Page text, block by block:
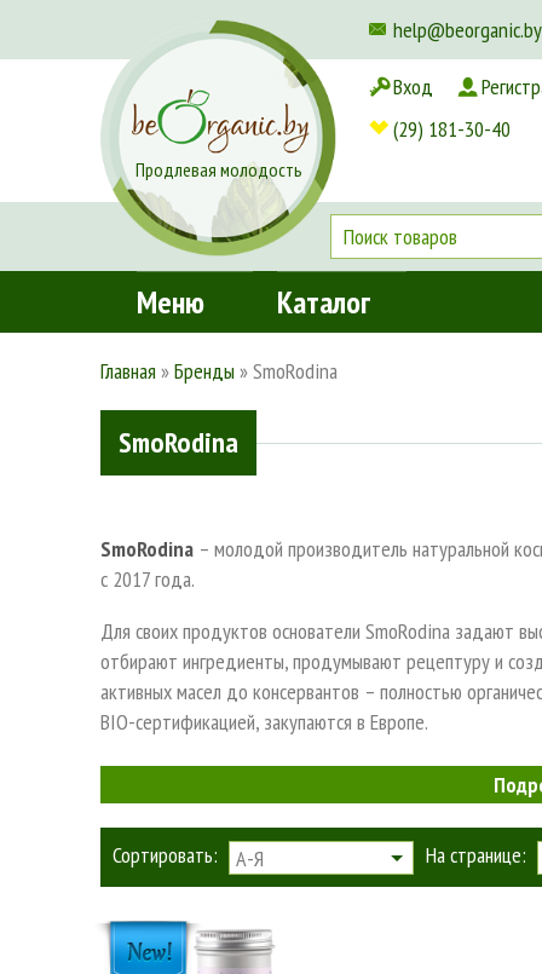
help@beorganic.by
Доставка и оплата
Продлевая молодость
Вход
(29) 181-30-40
Меню Каталог
Главная »Бренды »SmoRodina
SmoRodina
SmoRodina – молодой производитель натуральной
с 2017 года.
Для своих продуктов основатели SmoRodina задают
отбирают ингредиенты, продумывают рецептуру и
активных масел до консервантов – полностью
BIO-сертификацией, закупаются в Европе.
В составе используется 96-100% натуральных
промышленности.
Косметика не тестируется на животных.
Сортировать: А-Я На странице: